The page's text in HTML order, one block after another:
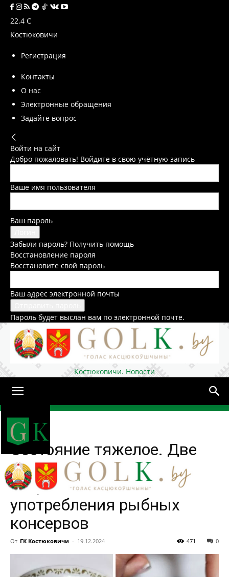
22.4 C
Костюковичи
Регистрация
Контакты
О нас
Электронные обращения
Задайте вопрос
Войти на сайт
Добро пожаловать! Войдите в свою учётную запись
Ваше имя пользователя
Ваш пароль
Забыли пароль? Получить помощь
Восстановление пароля
Восстановите свой пароль
Ваш адрес электронной почты
Пароль будет выслан вам по электронной почте.
Костюковичи. Новости
Домой
Общество
Состояние тяжелое. Две
россиянки заболели
ботулизмом после
употребления рыбных
консервов
От ГК Костюковичи - 19.12.2024 0
471